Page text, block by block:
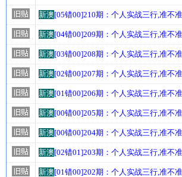
新澳[05错00]210期：个人实战三行,准不
新澳[04错00]209期：个人实战三行,准不
新澳[03错00]208期：个人实战三行,准不
新澳[02错00]207期：个人实战三行,准不
新澳[01错00]206期：个人实战三行,准不
新澳[00错00]205期：个人实战三行,准不
新澳[00错00]204期：个人实战三行,准不
新澳[02错01]203期：个人实战三行,准不
新澳[01错00]202期：个人实战三行,准不